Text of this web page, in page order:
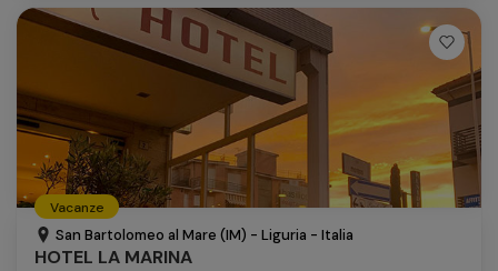
Vacanze
San Bartolomeo al Mare (IM) - Liguria - Italia
HOTEL LA MARINA